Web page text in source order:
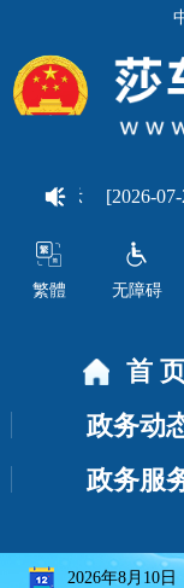
公示 [2026-07-22]
繁體 无障碍
首
政务动
政务服
2026年8月10